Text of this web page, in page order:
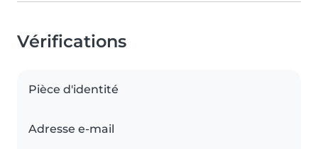
Vérifications
Pièce d'identité
Adresse e-mail